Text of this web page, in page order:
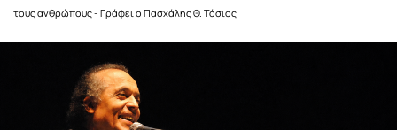
τους ανθρώπους - Γράφει ο Πασχάλης Θ. Τόσιος